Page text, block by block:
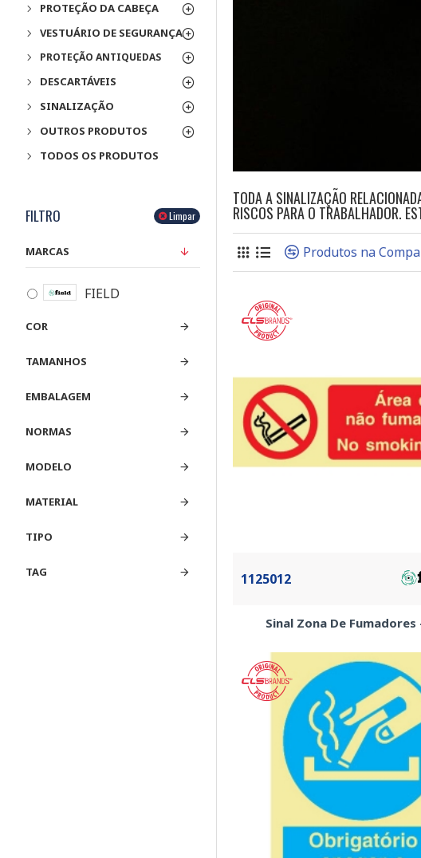
PROTEÇÃO DA CABEÇA
VESTUÁRIO DE SEGURANÇA
PROTEÇÃO ANTIQUEDAS
DESCARTÁVEIS
SINALIZAÇÃO
OUTROS PRODUTOS
TODOS OS PRODUTOS
FILTRO Limpar
MARCAS
FIELD
TAG
COR
TAMANHOS
EMBALAGEM
NORMAS
MODELO
MATERIAL
TIPO
TODA A SINALIZAÇÃO
RISCOS PARA O TRABALHADOR.
Produtos na
1125012
Sinal Zona De Fumadores